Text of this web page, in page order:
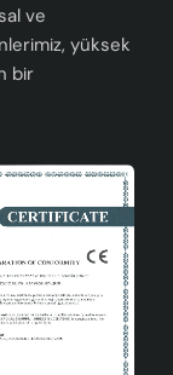
ve
yüksek
bir